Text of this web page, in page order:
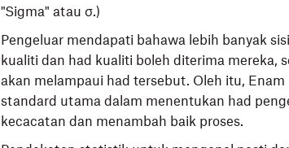
"Sigma" atau σ.)
Pengeluar mendapati bahawa lebih banyak
kualiti dan had kualiti boleh diterima mereka,
akan melampaui had tersebut. Oleh itu,
standard utama dalam menentukan had
kecacatan dan menambah baik proses.